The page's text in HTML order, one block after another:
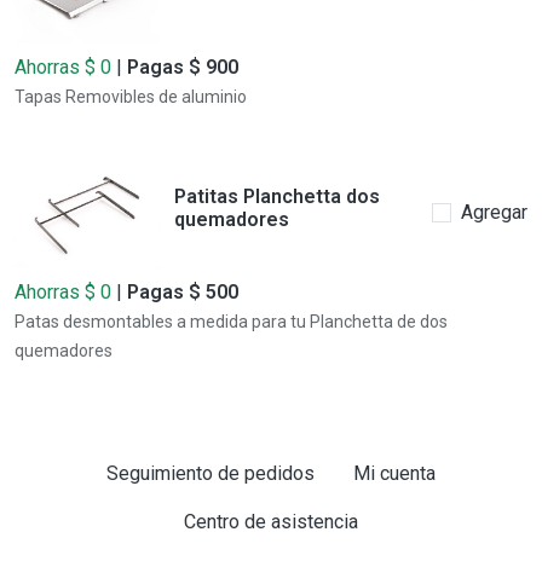
Ahorras $ 0 | Pagas $ 900
Tapas Removibles de aluminio
Patitas Planchetta dos
quemadores
Agregar
Ahorras $ 0 | Pagas $ 500
Patas desmontables a medida para tu Planchetta de dos
quemadores
Seguimiento de pedidos Mi cuenta
Centro de asistencia